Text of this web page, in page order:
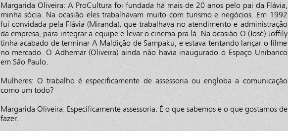
Margarida Oliveira: A ProCultura foi fundada há mais de 20 anos pelo pai da Flávia,
minha sócia. Na ocasião eles trabalhavam muito com turismo e negócios. Em 1992
fui convidada pela Flávia (Miranda), que trabalhava no atendimento e administração
da empresa, para integrar a equipe e levar o cinema pra lá. Na ocasião O (José) Joffily
tinha acabado de terminar A Maldição de Sampaku, e estava tentando lançar o filme
no mercado. O Adhemar (Oliveira) ainda não havia inaugurado o Espaço Unibanco
em São Paulo.
Mulheres: O trabalho é especificamente de assessoria ou engloba a comunicação
como um todo?
Margarida Oliveira: Especificamente assessoria. É o que sabemos e o que gostamos de
fazer.